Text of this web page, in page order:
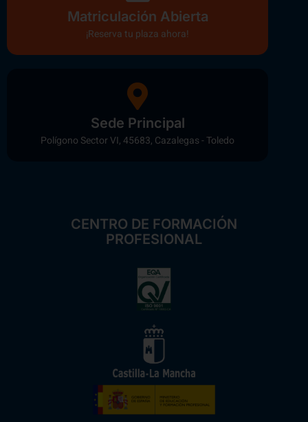
Matriculación Abierta
¡Reserva tu plaza ahora!
Sede Principal
Polígono Sector VI, 45683, Cazalegas - Toledo
CENTRO DE FORMACIÓN
PROFESIONAL